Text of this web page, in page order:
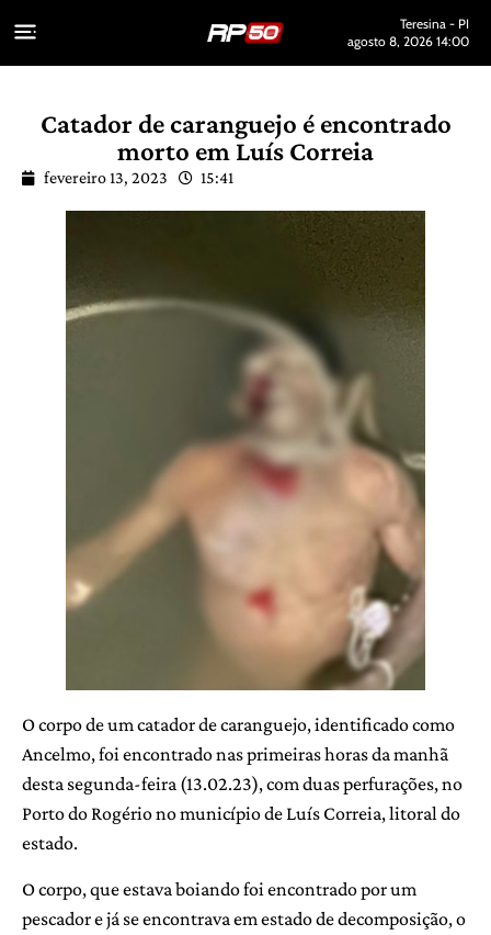
Teresina - PI
agosto 8, 2026 14:00
Catador de caranguejo é encontrado
morto em Luís Correia
fevereiro 13, 2023 15:41
O corpo de um catador de caranguejo, identificado como
Ancelmo, foi encontrado nas primeiras horas da manhã
desta segunda-feira (13.02.23), com duas perfurações, no
Porto do Rogério no município de Luís Correia, litoral do
estado.
O corpo, que estava boiando foi encontrado por um
pescador e já se encontrava em estado de decomposição, o